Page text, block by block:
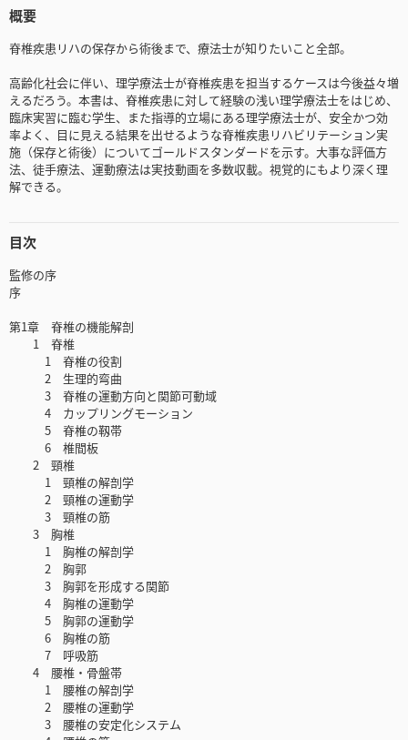
概要
脊椎疾患リハの保存から術後まで、療法士が知りたいこと全部。
高齢化社会に伴い、理学療法士が脊椎疾患を担当するケースは今後益々増
えるだろう。本書は、脊椎疾患に対して経験の浅い理学療法士をはじめ、
臨床実習に臨む学生、また指導的立場にある理学療法士が、安全かつ効
率よく、目に見える結果を出せるような脊椎疾患リハビリテーション実
施（保存と術後）についてゴールドスタンダードを示す。大事な評価方
法、徒手療法、運動療法は実技動画を多数収載。視覚的にもより深く理
解できる。
目次
監修の序
序
第1章 脊椎の機能解剖
1 脊椎
1 脊椎の役割
2 生理的弯曲
3 脊椎の運動方向と関節可動域
4 カップリングモーション
5 脊椎の靱帯
6 椎間板
2 頸椎
1 頸椎の解剖学
2 頸椎の運動学
3 頸椎の筋
3 胸椎
1 胸椎の解剖学
2 胸郭
3 胸郭を形成する関節
4 胸椎の運動学
5 胸郭の運動学
6 胸椎の筋
7 呼吸筋
4 腰椎・骨盤帯
1 腰椎の解剖学
2 腰椎の運動学
3 腰椎の安定化システム